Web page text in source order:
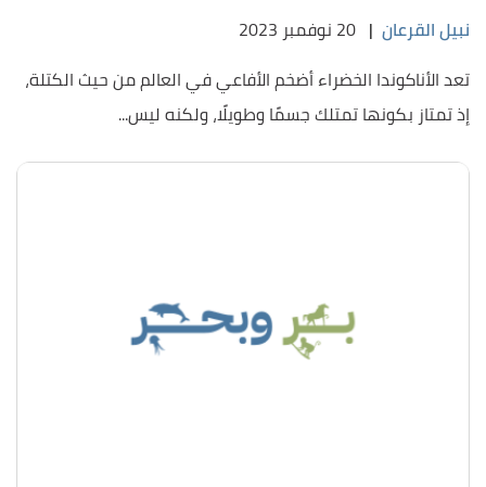
نبيل القرعان | 20 نوفمبر 2023
تعد الأناكوندا الخضراء أضخم الأفاعي في العالم من حيث الكتلة،
إذ تمتاز بكونها تمتلك جسمًا وطويلًا، ولكنه ليس...